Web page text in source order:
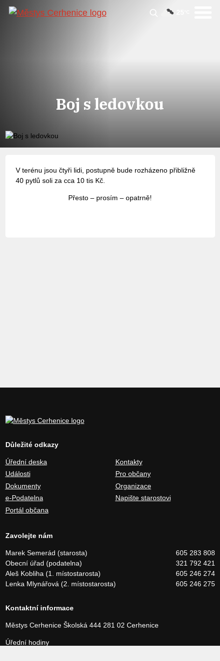
Boj s ledovkou
V terénu jsou čtyři lidi, postupně bude rozházeno přibližně
40 pytlů soli za cca 10 tis Kč.
Přesto – prosím – opatrně!
Důležité odkazy
Úřední deska
Události
Dokumenty
e-Podatelna
Portál občana
Kontakty
Pro občany
Organizace
Napište starostovi
Zavolejte nám
Marek Semerád (starosta)
605 283 808
Obecní úřad (podatelna)
321 792 421
Aleš Kobliha (1. místostarosta)
605 246 274
Lenka Mlynářová (2. místostarosta)
605 246 275
Kontaktní informace
Městys CerheniceŠkolská 444281 02 Cerhenice
Úřední hodiny